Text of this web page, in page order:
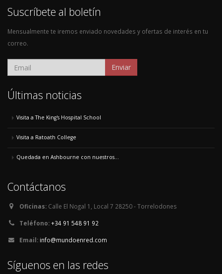
Suscríbete al boletín
Mensualmente te iremos enviado novedades y ofertas de interés en tu
correo.
Enviar
Últimas noticias
Visita a The King's Hospital School
Visita a Ratoath College
Quedada en Ashbourne con nuestros...
Contáctanos
Oficinas: Calle El Nogal 1, Local 7 28250 - Torrelodones
Teléfono:+34 91 548 91 92
Email: info@mundoenred.com
Síguenos en las redes